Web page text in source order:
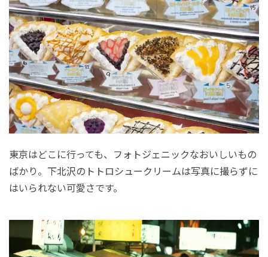
東京はどこに行っても、フォトジェニックなおいしいもの
ばかり。下北沢のトトロシュークリームは写真に撮らずに
はいられない可愛さです。